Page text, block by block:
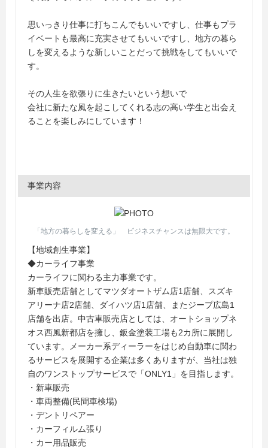
思いっきり仕事に打ちこんでもいいですし、仕事もプラ
イベートも最高に充実させてもいいですし、地方の暮ら
しを変えるような新しいことだって挑戦をしてもいいで
す。
その人生を欲張りに生きたいという想いで
会社に新たな風を起こしてくれる志の高い学生と出会え
ることを楽しみにしています！
事業内容
「地方の暮らしを変える」 ビジネスチャンスは無限大です。
【地域創生事業】
◆カーライフ事業
カーライフに関わる主力事業です。
新車販売店舗としてマツダオートザム店1店舗、スズキ
アリーナ店2店舗、ダイハツ店1店舗、またジープ広島1
店舗を出店。中古車販売店としては、オートショップネ
オス西風新都店を擁し、鈑金塗装工場も2カ所に展開し
ています。メーカー系ディーラーをはじめ自動車に関わ
るサービスを展開する企業は多くありますが、当社は独
自のワンストップサービスで「ONLY1」を目指します。
・新車販売
・車両整備(民間車検場)
・デントリペアー
・カーフィルム張り
・カー用品販売